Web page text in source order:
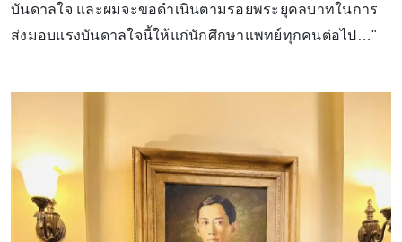
บันดาลใจ และผมจะขอดำเนินตามรอยพระยุคลบาทในการ
ส่งมอบแรงบันดาลใจนี้ให้แก่นักศึกษาแพทย์ทุกคนต่อไป…"